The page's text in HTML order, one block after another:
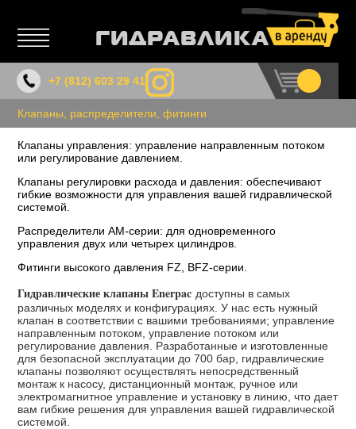
+7 (812)603 29 41
Клапаны, распределители, фитинги
Клапаны управления: управление направленным потоком
или регулирование давлением.
Клапаны регулировки расхода и давления: обеспечивают
гибкие возможности для управления вашей гидравлической
системой.
Распределители АМ-серии: для одновременного
управления двух или четырех цилиндров.
Фитинги высокого давления FZ, BFZ-серии.
Гидравлические клапаны Enerpacдоступны в самых
различных моделях и конфигурациях. У нас есть нужный
клапан в соответствии с вашими требованиями; управление
направленным потоком, управление потоком или
регулирование давления. Разработанные и изготовленные
для безопасной эксплуатации до700 бар, гидравлические
клапаны позволяют осуществлять непосредственный
монтаж к насосу, дистанционный монтаж, ручное или
электромагнитное управление и установку в линию, что дает
вам гибкие решения для управления вашей гидравлической
системой.